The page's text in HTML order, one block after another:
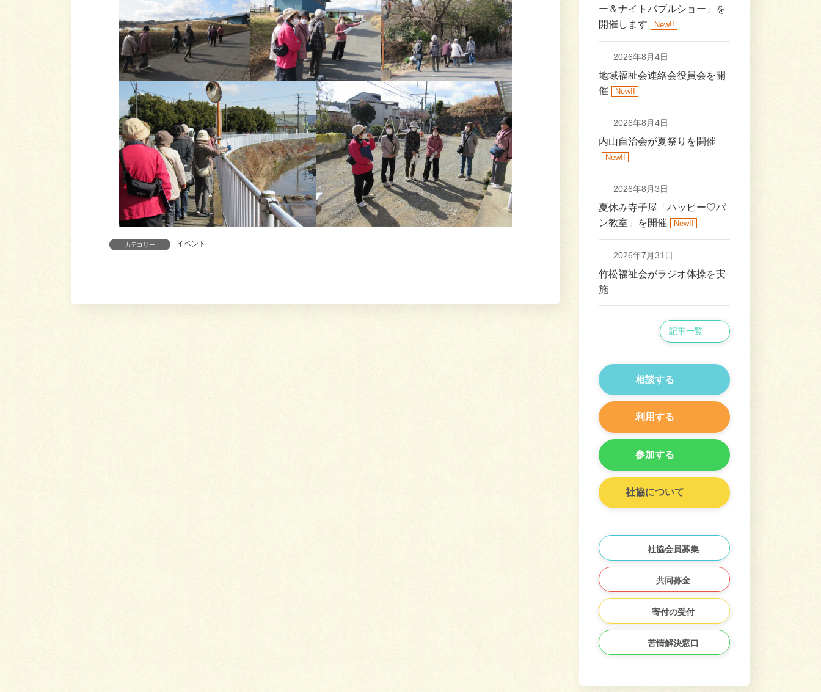
カテゴリー イベント
ー＆ナイトバブルショー」を
開催します
New!!
2026年8月4日
地域福祉会連絡会役員会を開
催
New!!
2026年8月4日
内山自治会が夏祭りを開催
New!!
2026年8月3日
夏休み寺子屋「ハッピー♡パ
ン教室」を開催
New!!
2026年7月31日
竹松福祉会がラジオ体操を実
施
記事一覧
相談する
利用する
参加する
社協について
社協会員募集
共同募金
寄付の受付
苦情解決窓口